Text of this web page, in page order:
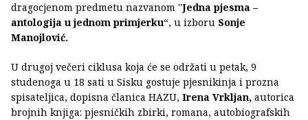
dragocjenom predmetu nazvanom ''Jedna pjesma –
antologija u jednom primjerku“, u izboru Sonje
Manojlović.
U drugoj večeri ciklusa koja će se održati u petak, 9
studenoga u 18 sati u Sisku gostuje pjesnikinja i prozna
spisateljica, dopisna članica HAZU, Irena Vrkljan, autorica
brojnih knjiga: pjesničkih zbirki, romana, autobiografskih